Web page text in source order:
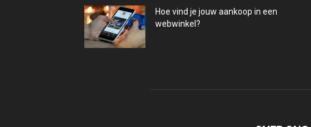
Hoe vind je jouw aankoop in een
webwinkel?